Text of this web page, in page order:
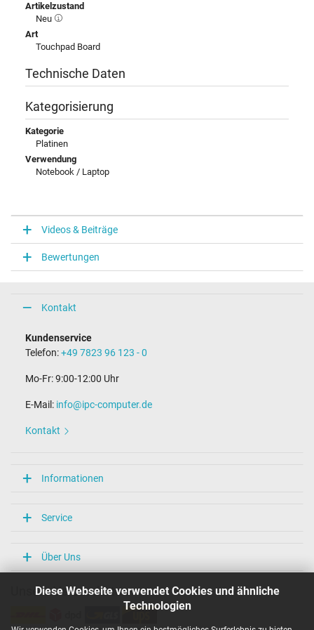
Diese Webseite verwendet Cookies und ähnliche
Technologien
Artikelzustand
Neu
Art
Touchpad Board
Technische Daten
Kategorisierung
Kategorie
Platinen
Verwendung
Notebook / Laptop
Videos & Beiträge
Bewertungen
Kontakt
Kundenservice
Telefon:+49 7823 96 123 - 0
Mo-Fr: 9:00-12:00 Uhr
E-Mail: info@ipc-computer.de
Kontakt
Informationen
Service
Über Uns
Unsere Versandarten